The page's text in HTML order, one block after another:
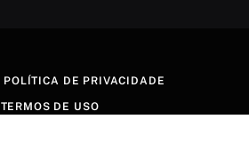
POLÍTICA DE PRIVACIDADE
TERMOS DE USO